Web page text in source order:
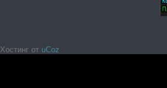
Хостинг от uCoz